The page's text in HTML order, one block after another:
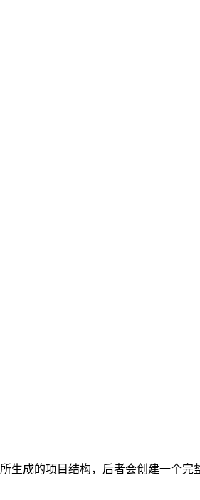
所生成的项目结构，后者会创建一个完